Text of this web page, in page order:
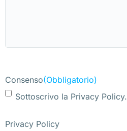
Consenso(Obbligatorio)
Sottoscrivo la Privacy Policy.
Privacy Policy